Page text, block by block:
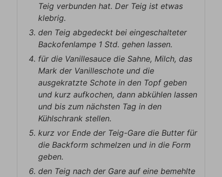
Teig verbunden hat. Der Teig ist etwas
klebrig.
den Teig abgedeckt bei eingeschalteter
Backofenlampe 1 Std. gehen lassen.
für die Vanillesauce die Sahne, Milch, das
Mark der Vanilleschote und die
ausgekratzte Schote in den Topf geben
und kurz aufkochen, dann abkühlen lassen
und bis zum nächsten Tag in den
Kühlschrank stellen.
kurz vor Ende der Teig-Gare die Butter für
die Backform schmelzen und in die Form
geben.
den Teig nach der Gare auf eine bemehlte